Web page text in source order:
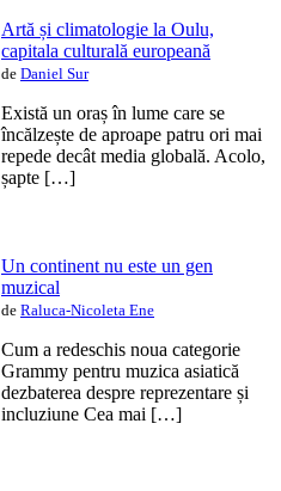
Artă și climatologie la Oulu,
capitala culturală europeană
de Daniel Sur
Există un oraș în lume care se
încălzește de aproape patru ori mai
repede decât media globală. Acolo,
șapte […]
Un continent nu este un gen
muzical
de Raluca-Nicoleta Ene
Cum a redeschis noua categorie
Grammy pentru muzica asiatică
dezbaterea despre reprezentare și
incluziune Cea mai […]